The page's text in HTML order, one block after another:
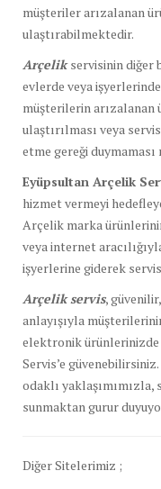
müşteriler arızalanan
ulaştırabilmektedir.
Arçelikservisinin diğer
evlerde veya
müşterilerin arızalanan
ulaştırılması veya
etme gereği duymaması
Eyüpsultan Arçelik
hizmet vermeyi
Arçelik marka
veya internet
işyerlerine giderek
Arçelik servis,
anlayışıyla
elektronik ürünlerinizde
Servis’e
odaklı
sunmaktan gurur
Diğer Sitelerimiz ;